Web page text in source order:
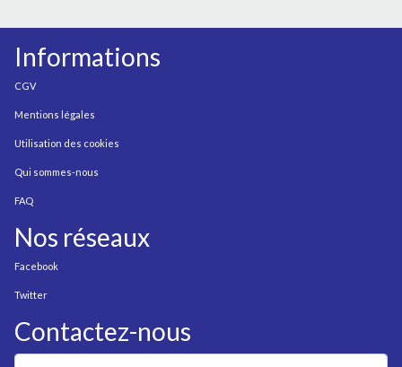
Informations
CGV
Mentions légales
Utilisation des cookies
Qui sommes-nous
FAQ
Nos réseaux
Facebook
Twitter
Contactez-nous